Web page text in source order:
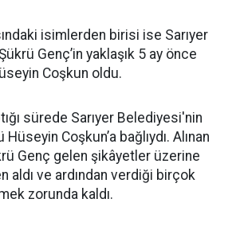
isimlerden birisi ise Sarıyer
Genç’in yaklaşık 5 ay önce
Coşkun oldu.
sürede Sarıyer Belediyesi'nin
Coşkun’a bağlıydı. Alınan
Genç gelen şikâyetler üzerine
aldı ve ardından verdiği birçok
zorunda kaldı.